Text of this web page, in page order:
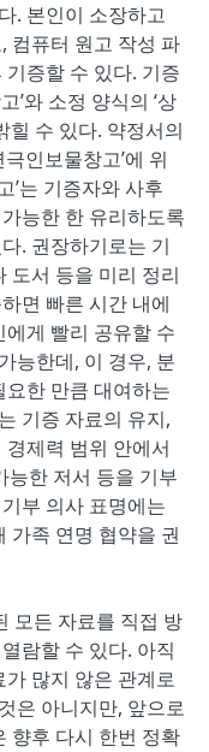
. 본인이 소장하고
컴퓨터 원고 작성 파
증할 수 있다. 기증
’와 소정 양식의 ‘상
힐 수 있다. 약정서의
인보물창고’에 위
’는 기증자와 사후
능한 한 유리하도록
. 권장하기로는 기
도서 등을 미리 정리
면 빠른 시간 내에
게 빨리 공유할 수
능한데, 이 경우, 분
한 만큼 대여하는
기증 자료의 유지,
제력 범위 안에서
능한 저서 등을 기부
부 의사 표명에는
가족 연명 협약을 권
모든 자료를 직접 방
람할 수 있다. 아직
많지 않은 관계로
은 아니지만, 앞으로
향후 다시 한번 정확